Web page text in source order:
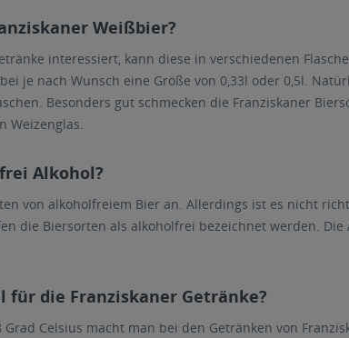
Weißbier?
interessiert, kann diese in verschiedenen
je nach Wunsch eine Größe von 0,33l oder 0,5l.
Besonders gut schmecken die Franziskaner
Weizenglas.
Alkohol?
von alkoholfreiem Bier an. Allerdings ist es nicht
die Biersorten als alkoholfrei bezeichnet werden.
für die Franziskaner Getränke?
Celsius macht man bei den Getränken von